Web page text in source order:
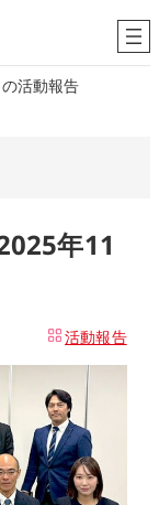
活動報告
年11
活動報告